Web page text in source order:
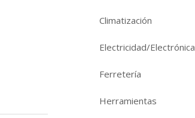
Climatización
Electricidad/Electrónica
Ferretería
Herramientas